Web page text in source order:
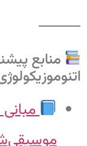
⸻
منابع
مبانی